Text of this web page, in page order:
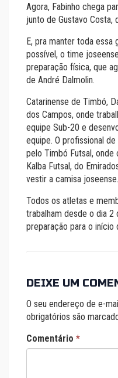
Agora, Fabinho chega
junto de Gustavo Costa,
E, pra manter toda essa
possível, o time
preparação física, que
de André Dalmolin.
Catarinense de Timbó,
dos Campos, onde
equipe Sub-20 e
equipe. O profissional
pelo Timbó Futsal, onde
Kalba Futsal, do
vestir a camisa joseense.
Todos os atletas e
trabalham desde o dia 2
preparação para o início
DEIXE UM
O seu endereço de e-
obrigatórios são
Comentário *